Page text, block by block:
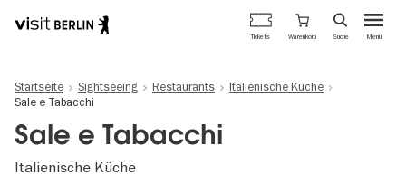
Inhalt
Berlins
Menü
Tickets Warenkorb Suche
Startseite Sightseeing Restaurants
Italienische Küche
Sale e Tabacchi
Sale e Tabacchi
Italienische Küche